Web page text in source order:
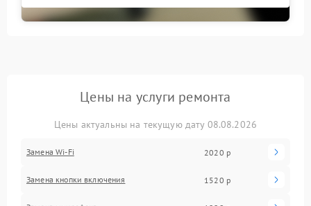
Цены на услуги ремонта
Цены актуальны на текущую дату 08.08.2026
Замена Wi-Fi 2020 р
Замена кнопки включения 1520 р